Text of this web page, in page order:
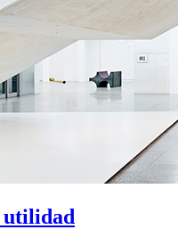
utilidad